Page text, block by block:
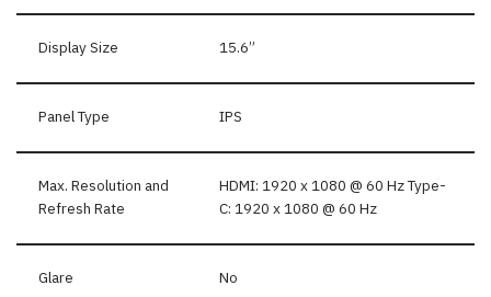
Display Size 15.6”
Panel Type IPS
Max. Resolution and
Refresh Rate
HDMI: 1920 x 1080 @ 60 Hz Type-
C: 1920 x 1080 @ 60 Hz
Glare No